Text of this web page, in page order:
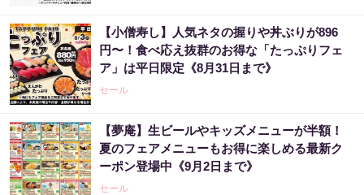
【小僧寿し】人気ネタの握りや丼ぶりが896
円〜！食べ応え抜群のお得な「たっぷりフェ
ア」は平日限定《8月31日まで》
セール
【夢庵】生ビールやキッズメニューが半額！
夏のフェアメニューもお得に楽しめる最新ク
ーポン登場中《9月2日まで》
セール